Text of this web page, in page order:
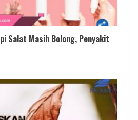
Salat Masih Bolong, Penyakit